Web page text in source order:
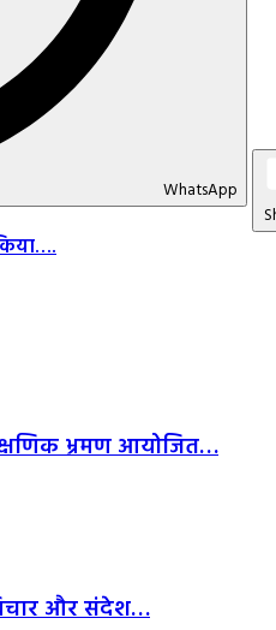
WhatsApp
भ्रमण आयोजित…
और संदेश…